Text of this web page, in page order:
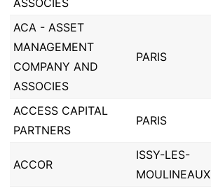
ASSOCIES
ACA - ASSET
MANAGEMENT
COMPANY AND
ASSOCIES
PARIS
ACCESS CAPITAL
PARTNERS
PARIS
ACCOR
ISSY-LES-
MOULINEAUX